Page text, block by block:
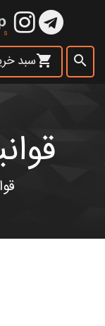
search سبدshopping_cart×